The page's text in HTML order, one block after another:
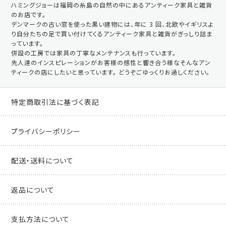
ハミングジョーは福岡の糸島の自然の中にあるアンティーク家具と雑貨
のお店です。
デンマークの古い窓を使った黒い建物には、年に 3 回、北欧やイギリスよ
り自分たちの足で買い付けてくるアンティーク家具と雑貨がぎっしり詰ま
っています。
併設の工房では家具の丁寧なメンテナンスも行っています。
先人達のインスピレーションがお客様の感性と響き合う様なそんなアン
ティークの店にしたいと思っています。 どうぞごゆっくりお過しください。
特定商取引法に基づく表記
プライバシーポリシー
配送・送料について
返品について
支払方法について